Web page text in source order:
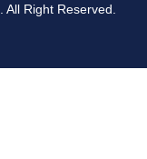
. All Right Reserved.